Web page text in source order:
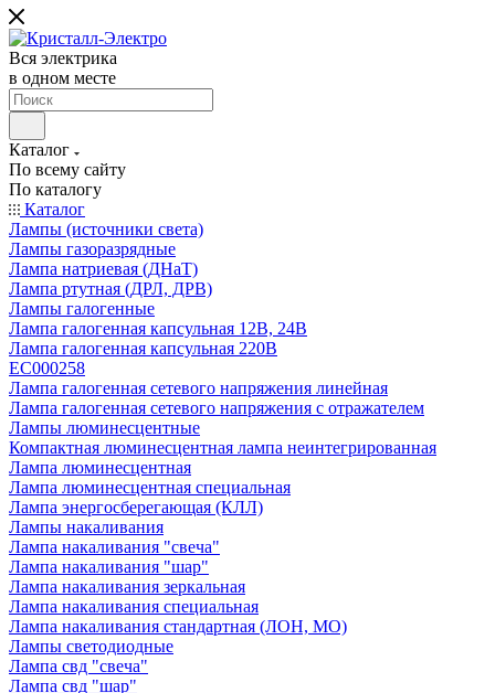
Вся электрика
в одном месте
Каталог
По всему сайту
По каталогу
Каталог
Лампы (источники света)
Лампы газоразрядные
Лампа натриевая (ДНаТ)
Лампа ртутная (ДРЛ, ДРВ)
Лампы галогенные
Лампа галогенная капсульная 12В, 24В
Лампа галогенная капсульная 220В
EC000258
Лампа галогенная сетевого напряжения линейная
Лампа галогенная сетевого напряжения с отражателем
Лампы люминесцентные
Компактная люминесцентная лампа неинтегрированная
Лампа люминесцентная
Лампа люминесцентная специальная
Лампа энергосберегающая (КЛЛ)
Лампы накаливания
Лампа накаливания "свеча"
Лампа накаливания "шар"
Лампа накаливания зеркальная
Лампа накаливания специальная
Лампа накаливания стандартная (ЛОН, МО)
Лампы светодиодные
Лампа свд "свеча"
Лампа свд "шар"